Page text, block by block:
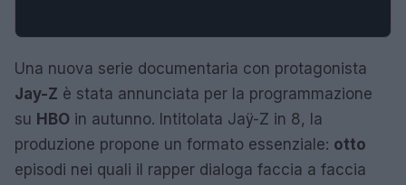
Una nuova serie documentaria con protagonista
Jay-Z è stata annunciata per la programmazione
su HBO in autunno. Intitolata Jaÿ-Z in 8, la
produzione propone un formato essenziale: otto
episodi nei quali il rapper dialoga faccia a faccia